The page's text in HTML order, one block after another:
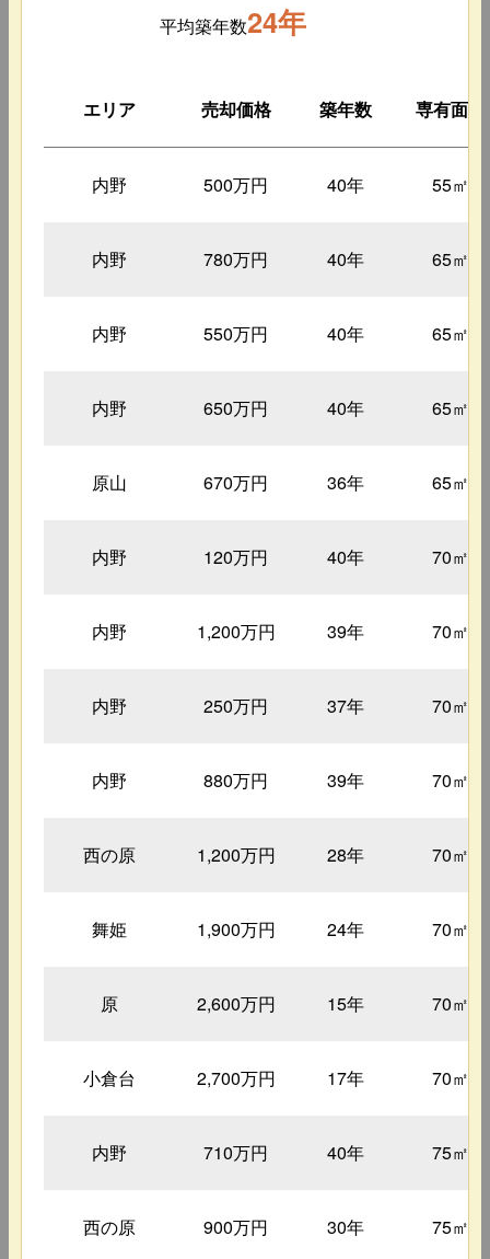
平均築年数24年
エリア 売却価格 築年数 専有面積
内野 500万円 40年 55㎡
内野 780万円 40年 65㎡
内野 550万円 40年 65㎡
内野 650万円 40年 65㎡
原山 670万円 36年 65㎡
内野 120万円 40年 70㎡
内野 1,200万円 39年 70㎡
内野 250万円 37年 70㎡
内野 880万円 39年 70㎡
西の原 1,200万円 28年 70㎡
舞姫 1,900万円 24年 70㎡
原 2,600万円 15年 70㎡
小倉台 2,700万円 17年 70㎡
内野 710万円 40年 75㎡
西の原 900万円 30年 75㎡